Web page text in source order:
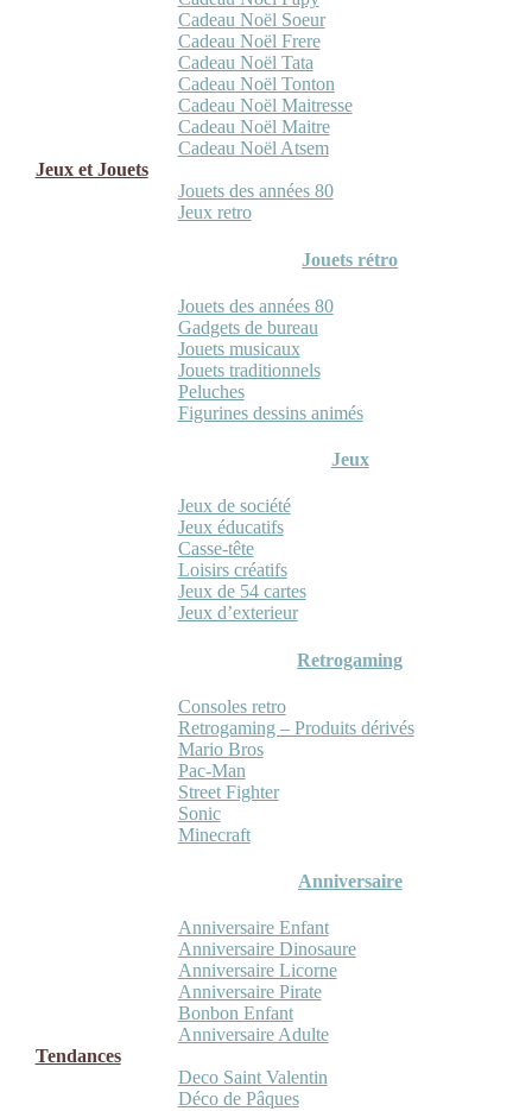
Cadeau Noël Soeur
Cadeau Noël Frere
Cadeau Noël Tata
Cadeau Noël Tonton
Cadeau Noël Maitresse
Cadeau Noël Maitre
Cadeau Noël Atsem
Jeux et Jouets
Jouets des années 80
Jeux retro
Jouets rétro
Jouets des années 80
Gadgets de bureau
Jouets musicaux
Jouets traditionnels
Peluches
Figurines dessins animés
Jeux
Jeux de société
Jeux éducatifs
Casse-tête
Loisirs créatifs
Jeux de 54 cartes
Jeux d’exterieur
Retrogaming
Consoles retro
Retrogaming – Produits dérivés
Mario Bros
Pac-Man
Street Fighter
Sonic
Minecraft
Anniversaire
Anniversaire Enfant
Anniversaire Dinosaure
Anniversaire Licorne
Anniversaire Pirate
Bonbon Enfant
Anniversaire Adulte
Tendances
Deco Saint Valentin
Déco de Pâques